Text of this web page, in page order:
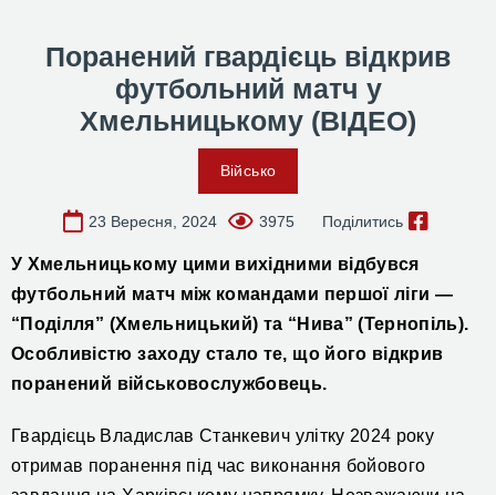
Поранений гвардієць відкрив
футбольний матч у
Хмельницькому (ВІДЕО)
Військо
23 Вересня, 2024 3975 Поділитись
У Хмельницькому цими вихідними відбувся
футбольний матч між командами першої ліги —
“Поділля” (Хмельницький) та “Нива”(Тернопіль).
Особливістю заходу стало те, що його відкрив
поранений військовослужбовець.
Гвардієць ВладиславСтанкевич улітку 2024 року
отримав поранення під час виконання бойового